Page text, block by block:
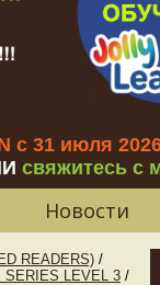
31 июля
свяжитесь с
Новости
READERS) /
SERIES LEVEL 3 /